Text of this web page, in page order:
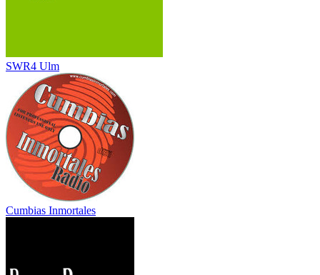
SWR4 Ulm
Cumbias Inmortales